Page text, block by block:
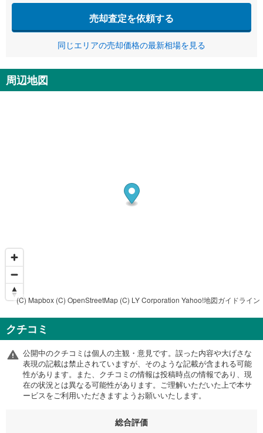
売却査定を依頼する
同じエリアの売却価格の最新相場を見る
周辺地図
(C) Mapbox (C) OpenStreetMap (C) LY Corporation Yahoo!地図ガイドライン
クチコミ
公開中のクチコミは個人の主観・意見です。誤った内容や大げさな
表現の記載は禁止されていますが、そのような記載が含まれる可能
性があります。また、クチコミの情報は投稿時点の情報であり、現
在の状況とは異なる可能性があります。ご理解いただいた上で本サ
ービスをご利用いただきますようお願いいたします。
総合評価